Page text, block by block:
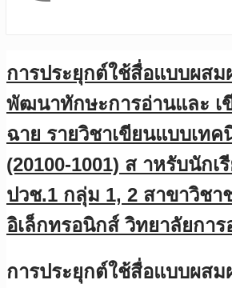
การประยุกต์ใช้สื่อแบบผสม
พัฒนาทักษะการอ่านและ เ
ฉาย รายวิชาเขียนแบบเทค
(20100-1001) ส าหรับนักเ
ปวช.1 กลุ่ม 1, 2 สาขาวิชา
อิเล็กทรอนิกส์ วิทยาลัยกา
การประยุกต์ใช้สื่อแบบผสม